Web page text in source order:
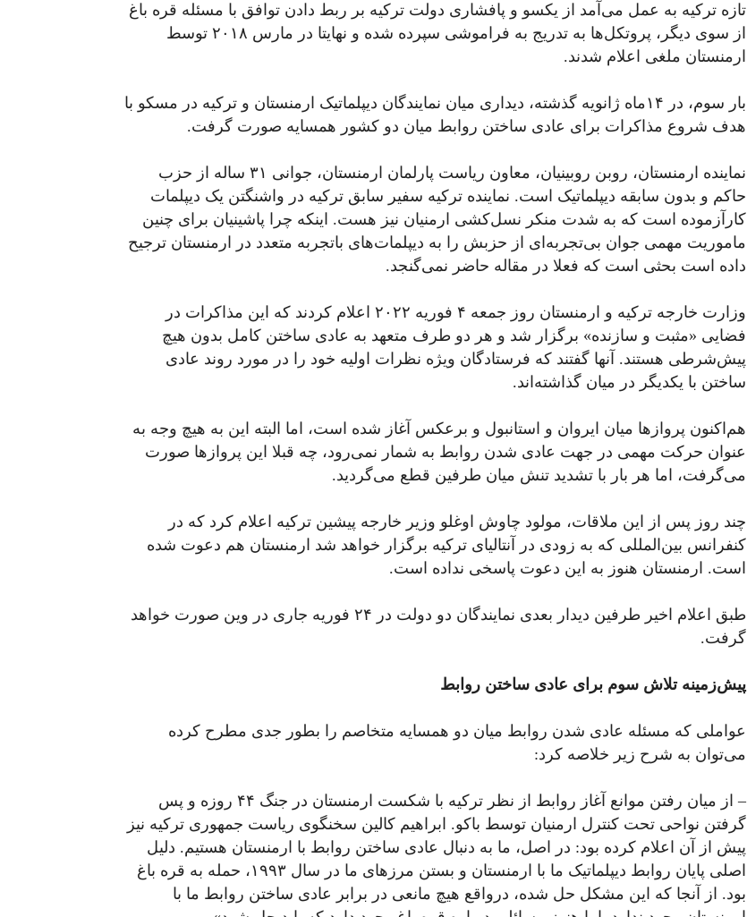
تازه ترکیه به عمل می‌آمد از یکسو و پافشاری دولت ترکیه بر ربط دادن توافق با مسئله قره باغ
از سوی دیگر، پروتکل‌ها به تدریج به فراموشی سپرده شده و نهایتا در مارس ۲۰۱۸ توسط
ارمنستان ملغی اعلام شدند.
بار سوم، در ۱۴ماه ژانویه گذشته، دیداری میان نمایندگان دیپلماتیک ارمنستان و ترکیه در مسکو با
هدف شروع مذاکرات برای عادی ساختن روابط میان دو کشور همسایه صورت گرفت.
نماینده ارمنستان، روبن روبینیان، معاون ریاست پارلمان ارمنستان، جوانی ۳۱ ساله از حزب
حاکم و بدون سابقه دیپلماتیک است. نماینده ترکیه سفیر سابق ترکیه در واشنگتن یک دیپلمات
کارآزموده است که به شدت منکر نسل‌کشی ارمنیان نیز هست. اینکه چرا پاشینیان برای چنین
ماموریت مهمی‌ جوان بی‌تجربه‌ای از حزبش را به دیپلمات‌های باتجربه متعدد در ارمنستان ترجیح
داده است بحثی است که فعلا در مقاله حاضر نمی‌گنجد.
وزارت خارجه ترکیه و ارمنستان روز جمعه ۴ فوریه ۲۰۲۲ اعلام کردند که این مذاکرات در
فضایی «مثبت و سازنده» برگزار شد و هر دو طرف متعهد به عادی ساختن کامل بدون هیچ
پیش‌شرطی هستند. آنها گفتند که فرستادگان ویژه نظرات اولیه خود را در مورد روند عادی
ساختن با یکدیگر در میان گذاشته‌اند.
هم‌اکنون پروازها میان ایروان و استانبول و برعکس آغاز شده است، اما البته این به هیچ وجه به
عنوان حرکت مهمی‌ در جهت عادی شدن روابط به شمار نمی‌رود، چه قبلا این پروازها صورت
می‌گرفت، اما هر بار با تشدید تنش میان طرفین قطع می‌گردید.
چند روز پس از این ملاقات، مولود چاوش اوغلو وزیر خارجه پیشین ترکیه اعلام کرد که در
کنفرانس بین‌المللی که به زودی در آنتالیای ترکیه برگزار خواهد شد ارمنستان هم دعوت شده
است. ارمنستان هنوز به این دعوت پاسخی نداده است.
طبق اعلام اخیر طرفین دیدار بعدی نمایندگان دو دولت در ۲۴ فوریه جاری در وین صورت خواهد
گرفت.
پیش‌زمینه تلاش سوم برای عادی ساختن روابط
عواملی که مسئله عادی شدن روابط میان دو همسایه متخاصم را بطور جدی مطرح کرده
می‌توان به شرح زیر خلاصه کرد:
– از میان رفتن موانع آغاز روابط از نظر ترکیه با شکست ارمنستان در جنگ ۴۴ روزه و پس
گرفتن نواحی تحت کنترل ارمنیان توسط باکو. ابراهیم کالین سخنگوی ریاست جمهوری ترکیه نیز
پیش از آن اعلام کرده بود: در اصل، ما به دنبال عادی ساختن روابط با ارمنستان هستیم. دلیل
اصلی پایان روابط دیپلماتیک ما با ارمنستان و بستن مرزهای ما در سال ۱۹۹۳، حمله به قره باغ
بود. از آنجا که این مشکل حل شده، درواقع هیچ مانعی در برابر عادی ساختن روابط ما با